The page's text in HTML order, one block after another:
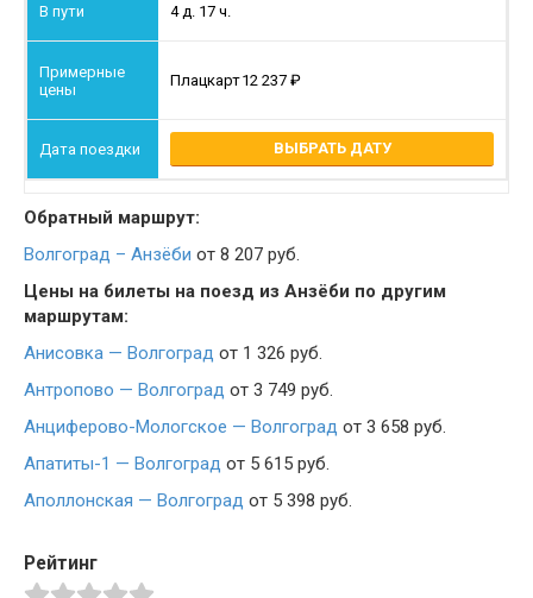
4 д. 17 ч.
Плацкарт12 237
ВЫБРАТЬ ДАТУ
Обратный маршрут:
Волгоград – Анзёби от 8 207 руб.
Цены на билеты на поезд из Анзёби по другим
маршрутам:
Анисовка — Волгоград от 1 326 руб.
Антропово — Волгоград от 3 749 руб.
Анциферово-Мологское — Волгоград от 3 658 руб.
Апатиты-1 — Волгоград от 5 615 руб.
Аполлонская — Волгоград от 5 398 руб.
Рейтинг